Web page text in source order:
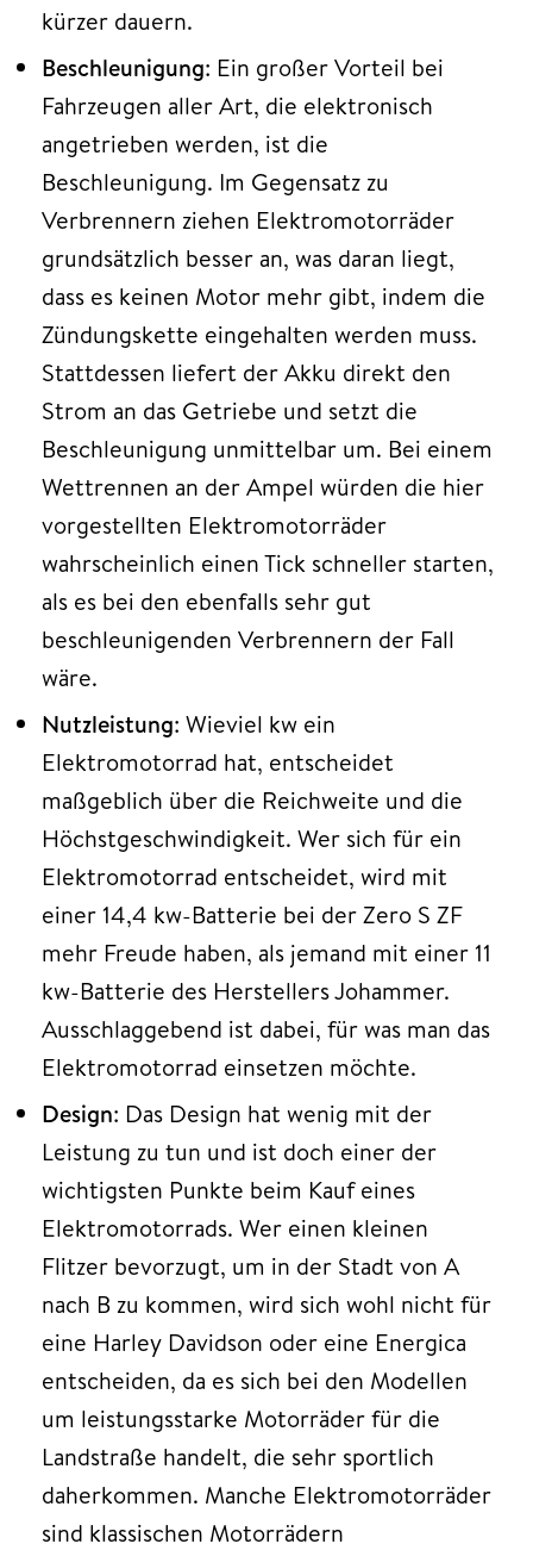
kürzer dauern.
Beschleunigung: Ein großer Vorteil bei
Fahrzeugen aller Art, die elektronisch
angetrieben werden, ist die
Beschleunigung. Im Gegensatz zu
Verbrennern ziehen Elektromotorräder
grundsätzlich besser an, was daran liegt,
dass es keinen Motor mehr gibt, indem die
Zündungskette eingehalten werden muss.
Stattdessen liefert der Akku direkt den
Strom an das Getriebe und setzt die
Beschleunigung unmittelbar um. Bei einem
Wettrennen an der Ampel würden die hier
vorgestellten Elektromotorräder
wahrscheinlich einen Tick schneller starten,
als es bei den ebenfalls sehr gut
beschleunigenden Verbrennern der Fall
wäre.
Nutzleistung: Wieviel kw ein
Elektromotorrad hat, entscheidet
maßgeblich über die Reichweite und die
Höchstgeschwindigkeit. Wer sich für ein
Elektromotorrad entscheidet, wird mit
einer 14,4 kw-Batterie bei der Zero S ZF
mehr Freude haben, als jemand mit einer 11
kw-Batterie des Herstellers Johammer.
Ausschlaggebend ist dabei, für was man das
Elektromotorrad einsetzen möchte.
Design: Das Design hat wenig mit der
Leistung zu tun und ist doch einer der
wichtigsten Punkte beim Kauf eines
Elektromotorrads. Wer einen kleinen
Flitzer bevorzugt, um in der Stadt von A
nach B zu kommen, wird sich wohl nicht für
eine Harley Davidson oder eine Energica
entscheiden, da es sich bei den Modellen
um leistungsstarke Motorräder für die
Landstraße handelt, die sehr sportlich
daherkommen. Manche Elektromotorräder
sind klassischen Motorrädern